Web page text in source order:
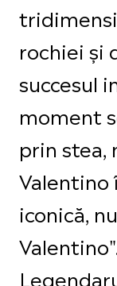
rochiei și
succesul
moment
prin stea,
Valentino
iconică,